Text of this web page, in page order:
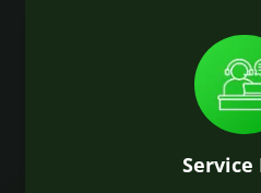
Service